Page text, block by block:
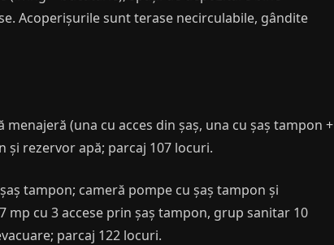
Acoperișurile sunt terase necirculabile, gândite
(una cu acces din șaș, una cu șaș tampon +
și rezervor apă; parcaj 107 locuri.
tampon; cameră pompe cu șaș tampon și
mp cu 3 accese prin șaș tampon, grup sanitar 10
parcaj 122 locuri.